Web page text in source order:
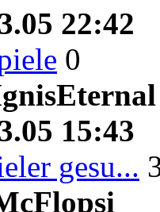
22:42
0
15:43
gesu...